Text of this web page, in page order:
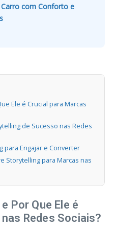
Carro com Conforto e
Ele é Crucial para Marcas
de Sucesso nas Redes
para Engajar e Converter
Storytelling para Marcas nas
Por Que Ele é
Redes Sociais?